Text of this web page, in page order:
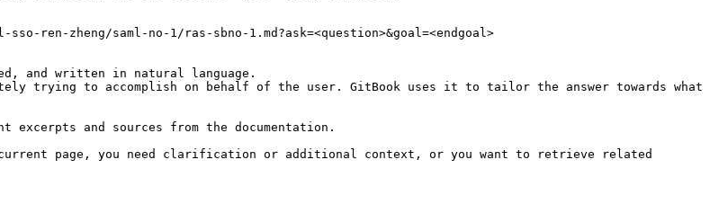
ren-zheng/saml-no-1/ras-sbno-1.md?ask=<question>&goal=<endgoal>
and written in natural language.
trying to accomplish on behalf of the user. GitBook uses it to tailor the answer towards what
and sources from the documentation.
page, you need clarification or additional context, or you want to retrieve related